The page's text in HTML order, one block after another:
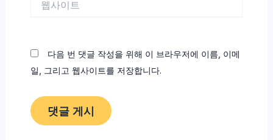
다음 번 댓글 작성을 위해 이 브라우저에 이름, 이메
일, 그리고 웹사이트를 저장합니다.